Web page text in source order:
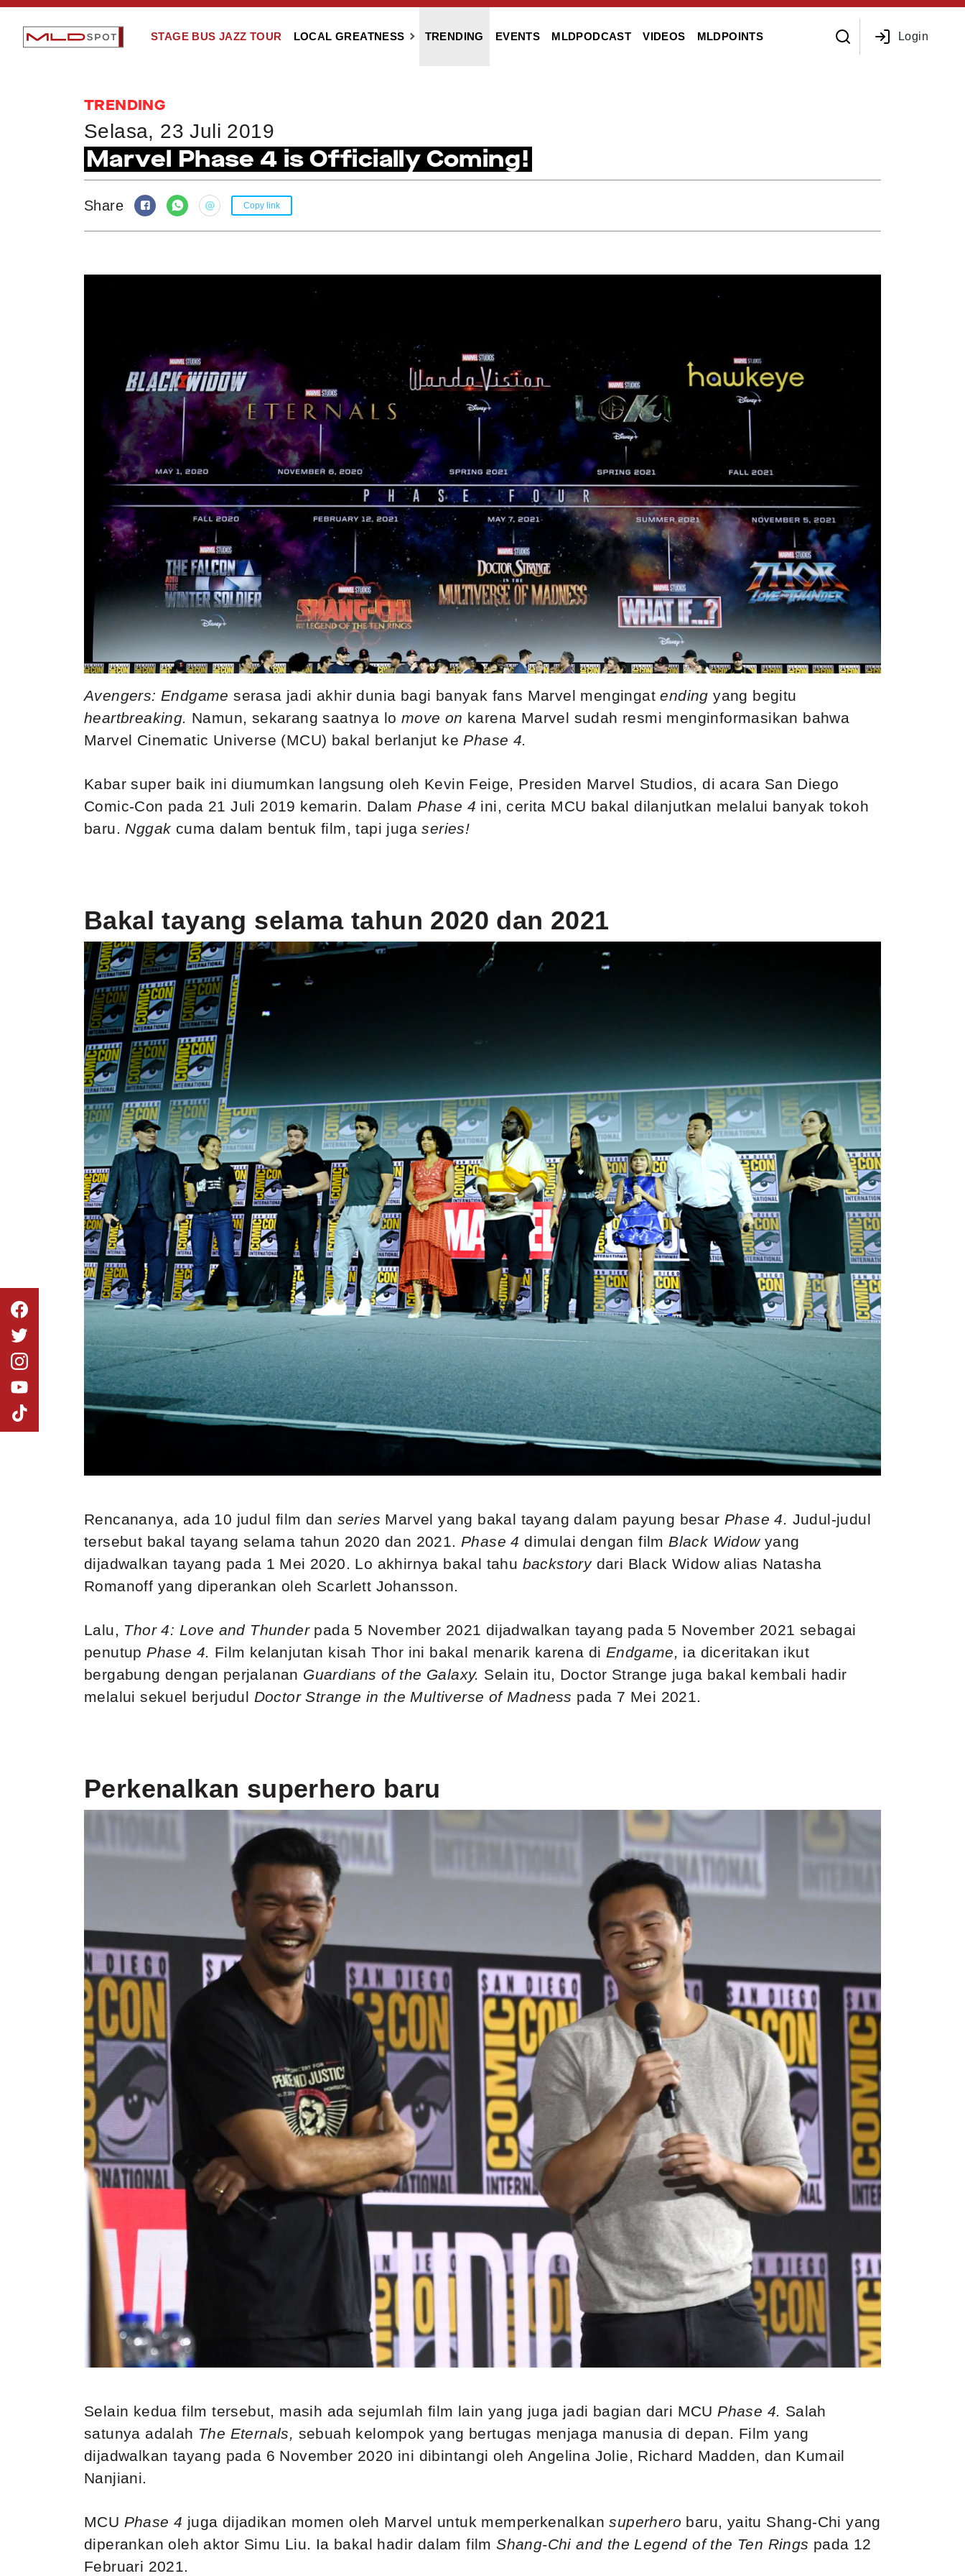
STAGE BUS JAZZ TOUR LOCAL GREATNESS TRENDING EVENTS MLDPODCAST VIDEOS MLDPOINTS Login
TRENDING
Selasa, 23 Juli 2019
Marvel Phase 4 is Officially Coming!
Share Copy link
Avengers: Endgameserasa jadi akhir dunia bagi banyak fans Marvel mengingatendingyang begitu
heartbreaking. Namun, sekarang saatnya lo move on karena Marvel sudah resmi menginformasikan bahwa
Marvel Cinematic Universe (MCU) bakal berlanjut ke Phase 4.
Kabar super baik ini diumumkan langsung oleh Kevin Feige, Presiden Marvel Studios, di acara San Diego
Comic-Con pada 21 Juli 2019 kemarin. Dalam Phase 4 ini, cerita MCU bakal dilanjutkan melalui banyak tokoh
baru. Nggak cuma dalam bentuk film, tapi jugaseries!
Bakal tayang selama tahun 2020 dan 2021
Rencananya, ada 10 judul film dan series Marvel yang bakal tayang dalam payung besar Phase 4. Judul-judul
tersebut bakal tayang selama tahun 2020 dan 2021. Phase 4dimulai dengan film Black Widowyang
dijadwalkan tayang pada 1 Mei 2020. Lo akhirnya bakal tahu backstory dari Black Widow alias Natasha
Romanoff yang diperankan oleh Scarlett Johansson.
Lalu, Thor 4: Love and Thunder pada 5 November 2021 dijadwalkan tayang pada 5 November 2021 sebagai
penutup Phase 4. Film kelanjutan kisah Thor ini bakal menarik karena di Endgame, ia diceritakan ikut
bergabung dengan perjalanan Guardians of the Galaxy. Selain itu, Doctor Strange juga bakal kembali hadir
melalui sekuel berjudul Doctor Strange in the Multiverse of Madness pada 7 Mei 2021.
Perkenalkan superhero baru
Selain kedua film tersebut, masih ada sejumlah film lain yang juga jadi bagian dari MCU Phase 4. Salah
satunya adalah The Eternals, sebuah kelompok yang bertugas menjaga manusia di depan. Film yang
dijadwalkan tayang pada 6 November 2020 ini dibintangi oleh Angelina Jolie, Richard Madden, dan Kumail
Nanjiani.
MCU Phase 4 juga dijadikan momen oleh Marvel untuk memperkenalkansuperhero baru, yaitu Shang-Chi yang
diperankan oleh aktor Simu Liu. Ia bakal hadir dalam filmShang-Chi and the Legend of the Ten Rings pada 12
Februari 2021.